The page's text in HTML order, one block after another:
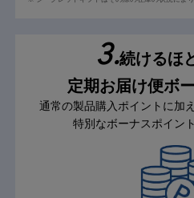
3.続けるほ
定期お届け便ボ
通常の製品購入ポイントに加
特別なボーナスポイン